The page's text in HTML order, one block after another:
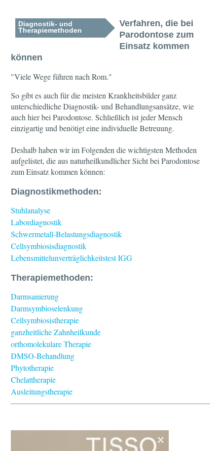
Diagnostik- und
Therapiemethoden
Verfahren, die bei
Parodontose zum
Einsatz kommen
können
"Viele Wege führen nach Rom."
So gibt es auch für die meisten Krankheitsbilder ganz
unterschiedliche Diagnostik- und Behandlungsansätze, wie
auch hier bei Parodontose. Schließlich ist jeder Mensch
einzigartig und benötigt eine individuelle Betreuung.
Deshalb haben wir im Folgenden die wichtigsten Methoden
aufgelistet, die aus naturheilkundlicher Sicht bei Parodontose
zum Einsatz kommen können:
Diagnostikmethoden:
Stuhlanalyse
Labordiagnostik
Schwermetall-Belastungsdiagnostik
Cellsymbiosisdiagnostik
Lebensmittelunverträglichkeitstest IGG
Therapiemethoden:
Darmsanierung
Darmsymbioselenkung
Cellsymbiosistherapie
ganzheitliche Zahnheilkunde
orthomolekulare Therapie
DMSO-Behandlung
Phytotherapie
Chelattherapie
Ausleitungstherapie